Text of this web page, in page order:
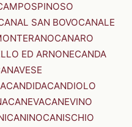
SAN BOVOCANALE
CANARO
ED ARNONECANDA
CANDIDACANDIOLO
CANEVACANEVINO
CANINOCANISCHIO